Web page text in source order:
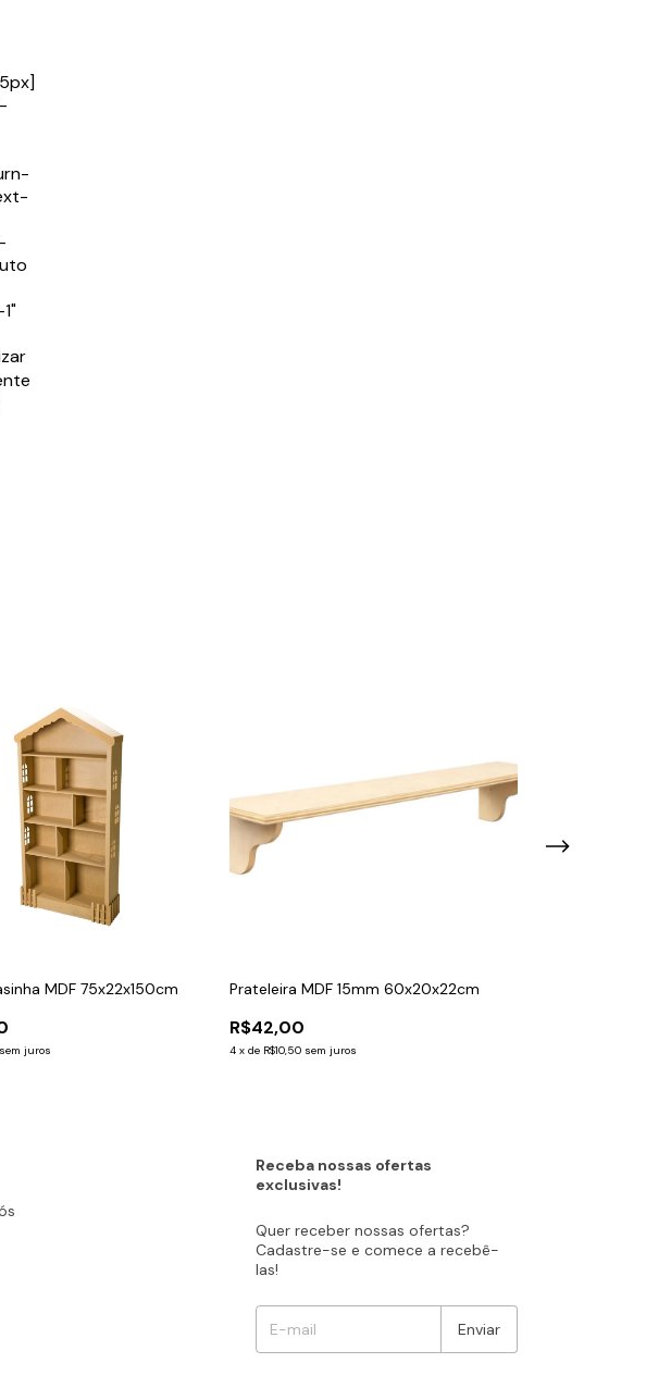
MDF 75x22x150cm
sem juros
Prateleira MDF 15mm 60x20x22cm
R$42,00
4 x de R$10,50 sem juros
Receba nossas ofertas
exclusivas!
Quer receber nossas ofertas?
Cadastre-se e comece a recebê-
las!